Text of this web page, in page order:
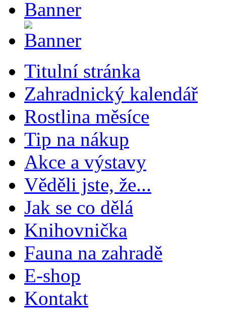
Titulní stránka
Zahradnický kalendář
Rostlina měsíce
Tip na nákup
Akce a výstavy
Věděli jste, že...
Jak se co dělá
Knihovnička
Fauna na zahradě
E-shop
Kontakt